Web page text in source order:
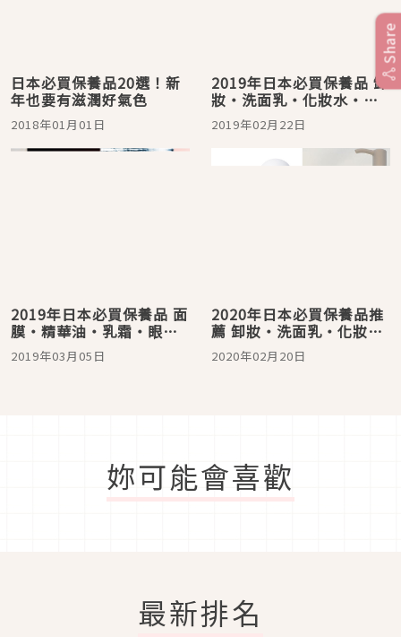
日本必買保養品20選！新
年也要有滋潤好氣色
2018年01月01日
2019年日本必買保養品 卸
妝・洗面乳・化妝水・精
華液・乳液篇
2019年02月22日
2019年日本必買保養品 面
膜・精華油・乳霜・眼
霜・身體乳篇
2019年03月05日
2020年日本必買保養品推
薦 卸妝・洗面乳・化妝
水・精華液・乳液篇
2020年02月20日
妳可能會喜歡
最新排名
Share